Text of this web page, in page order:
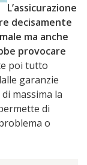
L’assicurazione
decisamente
ma anche
provocare
poi tutto
garanzie
massima la
di
o